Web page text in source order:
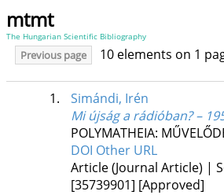
mtmt
The Hungarian Scientific Bibliography
Previous page 10 elements on 1
1.
Simándi, Irén
Mi újság a rádióban? –
POLYMATHEIA:
DOI Other URL
Article (Journal Article) |
[35739901] [Approved]